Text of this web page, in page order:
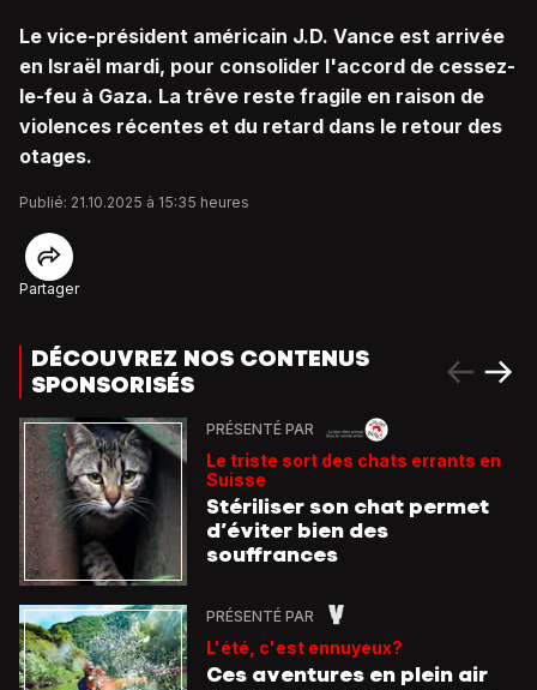
Le vice-président américain J.D. Vance est arrivée
en Israël mardi, pour consolider l'accord de cessez-
le-feu à Gaza. La trêve reste fragile en raison de
violences récentes et du retard dans le retour des
otages.
Publié: 21.10.2025 à 15:35 heures
Partager
DÉCOUVREZ NOS CONTENUS
SPONSORISÉS
PRÉSENTÉ PAR
Le triste sort des chats errants en
Suisse
Stériliser son chat permet
d’éviter bien des
souffrances
PRÉSENTÉ PAR
L'été, c'est ennuyeux?
Ces aventures en plein air